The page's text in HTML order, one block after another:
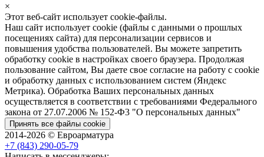
×
Этот веб-сайт использует cookie-файлы.
Наш сайт использует cookie (файлы с данными о прошлых
посещениях сайта) для персонализации сервисов и
повышения удобства пользователей. Вы можете запретить
обработку cookie в настройках своего браузера. Продолжая
пользование сайтом, Вы даете свое согласие на работу с cookie
и обработку данных с использованием систем (Яндекс
Метрика). Обработка Ваших персональных данных
осуществляется в соответствии с требованиями Федерального
закона от 27.07.2006 № 152-Ф3 "О персональных данных"
Принять все файлы cookie
2014-2026 © Евроарматура
+7 (843) 290-05-79